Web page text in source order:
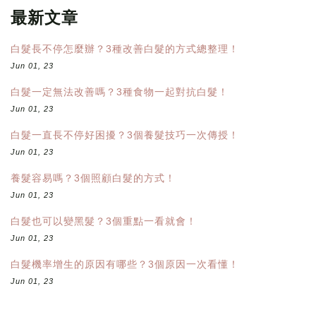
最新文章
白髮長不停怎麼辦？3種改善白髮的方式總整理！
Jun 01, 23
白髮一定無法改善嗎？3種食物一起對抗白髮！
Jun 01, 23
白髮一直長不停好困擾？3個養髮技巧一次傳授！
Jun 01, 23
養髮容易嗎？3個照顧白髮的方式！
Jun 01, 23
白髮也可以變黑髮？3個重點一看就會！
Jun 01, 23
白髮機率增生的原因有哪些？3個原因一次看懂！
Jun 01, 23